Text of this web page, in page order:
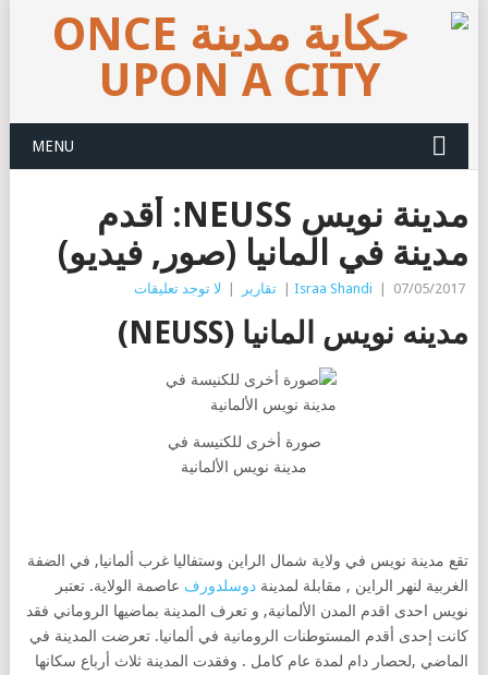
MENU
مدينة نويس NEUSS: أقدم
مدينة في المانيا (صور, فيديو)
Israa Shandi 07/05/2017
| تقارير لا توجد تعليقات
مدينه نويس المانيا (NEUSS)
صورة أخرى للكنيسة في
مدينة نويس الألمانية
تقع مدينة نويس في ولاية شمال الراين وستفاليا غرب ألمانيا, في الضفة
الغربية لنهر الراين , مقابلة لمدينة دوسلدورف عاصمة الولاية. تعتبر
نويس احدى اقدم المدن الألمانية, و تعرف المدينة بماضيها الروماني فقد
كانت إحدى أقدم المستوطنات الرومانية في ألمانيا. تعرضت المدينة في
الماضي ,لحصار دام لمدة عام كامل . وفقدت المدينة ثلاث أرباع سكانها